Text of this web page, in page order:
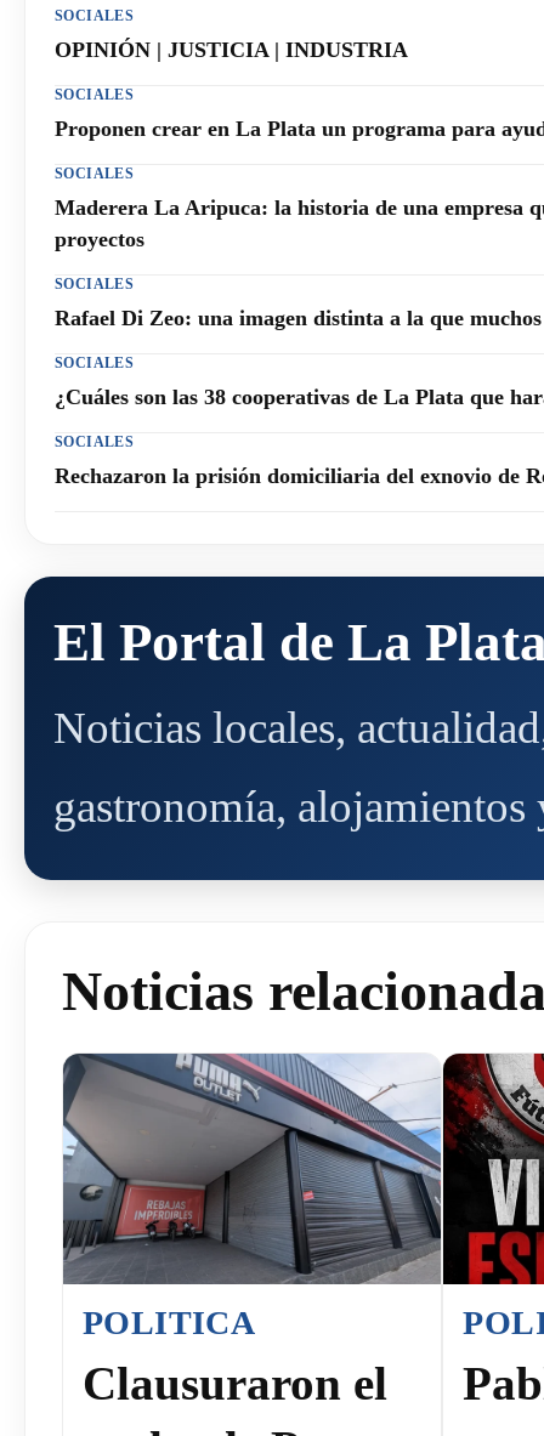
SOCIALES
OPINIÓN | JUSTICIA | INDUSTRIA
SOCIALES
Proponen crear en La Plata un programa para
SOCIALES
Maderera La Aripuca: la historia de una empresa
proyectos
SOCIALES
Rafael Di Zeo: una imagen distinta a la que
SOCIALES
¿Cuáles son las 38 cooperativas de La Plata que
SOCIALES
Rechazaron la prisión domiciliaria del exnovio de
El Portal de La
Noticias locales,
gastronomía,
Noticias
POLITICA
Clausuraron el